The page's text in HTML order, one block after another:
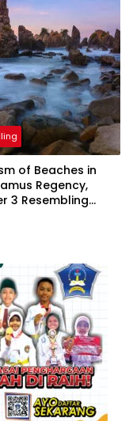
of Beaches in
Regency,
3 Resembling